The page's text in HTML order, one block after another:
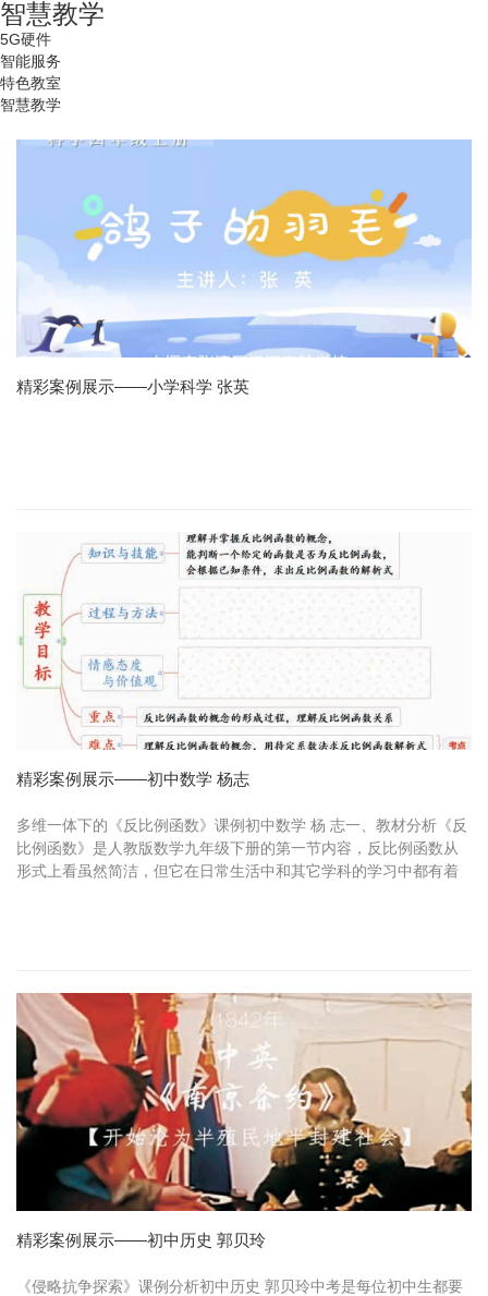
智慧教学
5G硬件
智能服务
特色教室
智慧教学
精彩案例展示——小学科学 张英
精彩案例展示——初中数学 杨志
多维一体下的《反比例函数》课例初中数学 杨 志一、教材分析《反
比例函数》是人教版数学九年级下册的第一节内容，反比例函数从
形式上看虽然简洁，但它在日常生活中和其它学科的学习中都有着
精彩案例展示——初中历史 郭贝玲
《侵略抗争探索》课例分析初中历史 郭贝玲中考是每位初中生都要